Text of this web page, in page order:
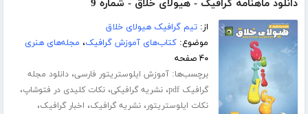
دانلود ماهنامه گرافیگ - هیولای خلاق - شماره 9
از:تیم گرافیک هیولای خلاق
موضوع:کتاب‌های آموزش گرافیک، مجله‌های هنری
۴۰ صفحه
برچسب‌ها:آموزش ایلوستریتور فارسی،دانلود مجله
گرافیک pdf
،نشریه گرافیکی،نکات کلیدی در فتوشاپ،
نکات ایلوستریتور،نشریه گرافیک، اخبار گرافیک،